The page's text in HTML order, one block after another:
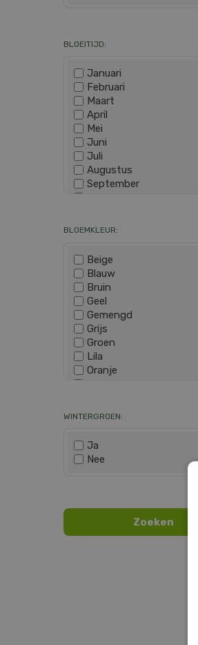
BLOEITIJD:
Januari
Februari
Maart
April
Mei
Juni
Juli
Augustus
September
December
BLOEMKLEUR:
Beige
Blauw
Bruin
Geel
Gemengd
Grijs
Groen
Lila
Oranje
Roze
Zwart
WINTERGROEN:
Ja
Nee